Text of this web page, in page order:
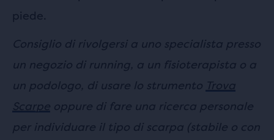
piede.
Consiglio di rivolgersi a uno specialista presso
un negozio di running, a un fisioterapista o a
un podologo, di usare lo strumento Trova
Scarpe oppure di fare una ricerca personale
per individuare il tipo di scarpa (stabile o con